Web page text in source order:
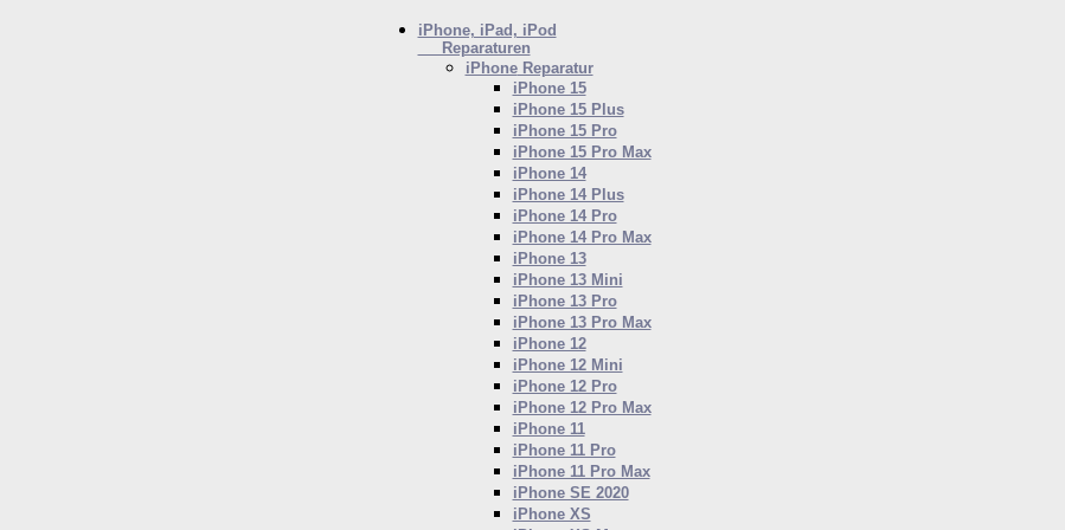
iPhone, iPad, iPod
Reparaturen
iPhoneReparatur
iPhone 15
iPhone 15 Plus
iPhone 15 Pro
iPhone 15 Pro Max
iPhone 14
iPhone 14 Plus
iPhone 14 Pro
iPhone 14 Pro Max
iPhone 13
iPhone 13 Mini
iPhone 13 Pro
iPhone 13 Pro Max
iPhone 12
iPhone 12 Mini
iPhone 12 Pro
iPhone 12 Pro Max
iPhone 11
iPhone 11 Pro
iPhone 11 Pro Max
iPhone SE 2020
iPhone XS